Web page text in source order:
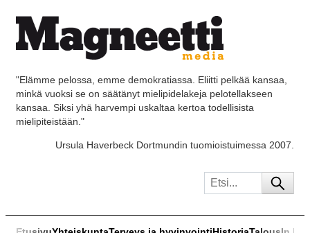
"Elämme pelossa, emme demokratiassa. Eliitti pelkää kansaa,
minkä vuoksi se on säätänyt mielipidelakeja pelotellakseen
kansaa. Siksi yhä harvempi uskaltaa kertoa todellisista
mielipiteistään."
Ursula Haverbeck Dortmundin tuomioistuimessa 2007.